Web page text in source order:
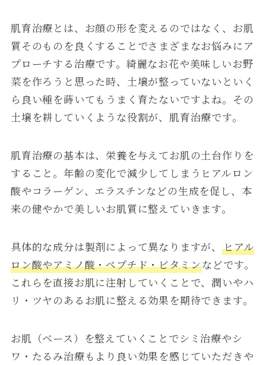
肌育治療とは、お顔の形を変えるのではなく、お肌
質そのものを良くすることでさまざまなお悩みにア
プローチする治療です。綺麗なお花や美味しいお野
菜を作ろうと思った時、土壌が整っていないといく
ら良い種を蒔いてもうまく育たないですよね。その
土壌を耕していくような役割が、肌育治療です。
肌育治療の基本は、栄養を与えてお肌の土台作りを
すること。年齢の変化で減少してしまうヒアルロン
酸やコラーゲン、エラスチンなどの生成を促し、本
来の健やかで美しいお肌質に整えていきます。
具体的な成分は製剤によって異なりますが、ヒアル
ロン酸やアミノ酸・ペプチド・ビタミンなどです。
これらを直接お肌に注射していくことで、潤いやハ
リ・ツヤのあるお肌に整える効果を期待できます。
お肌（ベース）を整えていくことでシミ治療やシ
ワ・たるみ治療もより良い効果を感じていただきや